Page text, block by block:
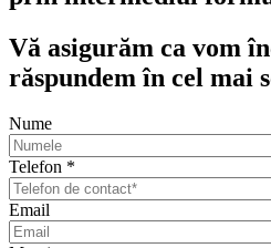
Vă asigurăm ca vom
răspundem în cel mai
Nume
Telefon *
Email